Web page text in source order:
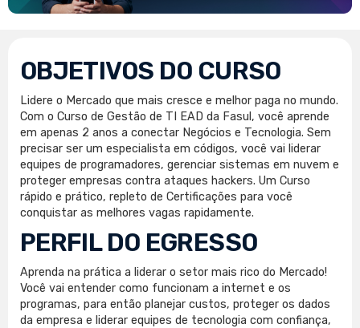
OBJETIVOS DO CURSO
Lidere o Mercado que mais cresce e melhor paga no mundo.
Com o Curso de Gestão de TI EAD da Fasul, você aprende
em apenas 2 anos a conectar Negócios e Tecnologia. Sem
precisar ser um especialista em códigos, você vai liderar
equipes de programadores, gerenciar sistemas em nuvem e
proteger empresas contra ataques hackers. Um Curso
rápido e prático, repleto de Certificações para você
conquistar as melhores vagas rapidamente.
PERFIL DO EGRESSO
Aprenda na prática a liderar o setor mais rico do Mercado!
Você vai entender como funcionam a internet e os
programas, para então planejar custos, proteger os dados
da empresa e liderar equipes de tecnologia com confiança,